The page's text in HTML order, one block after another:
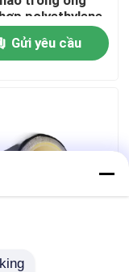
polyethylene
Gửi yêu cầu
gas, ống gas